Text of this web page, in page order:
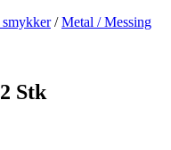
/Metal / Messing
Stk